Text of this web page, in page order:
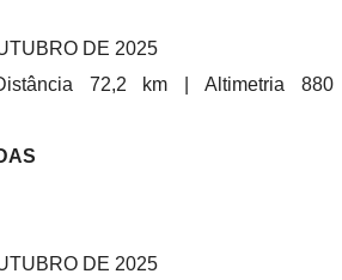
DE 2025
72,2 km | Altimetria
DE 2025